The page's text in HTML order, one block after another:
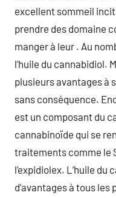
excellent sommeil
prendre des domaine
manger à leur . Au
l’huile du cannabidiol.
plusieurs avantages à
sans conséquence.
est un composant du
cannabinoïde qui se
traitements comme le
l’expidiolex. L’huile
d’avantages à tous